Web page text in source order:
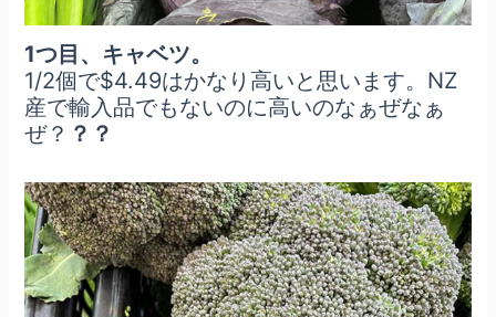
1つ目、キャベツ。
1/2個で$4.49はかなり高いと思います。NZ
産で輸入品でもないのに高いのなぁぜなぁ
ぜ？ ？？